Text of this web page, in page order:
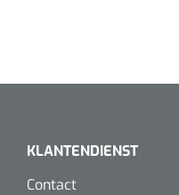
KLANTENDIENST
Contact